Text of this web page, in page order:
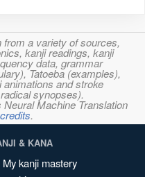
a variety of sources,
kanji readings, kanji
data, grammar
Tatoeba (examples),
and stroke
synopses).
Machine Translation
credits.
& KANA
My kanji mastery